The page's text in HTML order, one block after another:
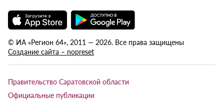
© ИА «Регион 64», 2011 — 2026. Все права защищены
Создание сайта – nopreset
Правительство Саратовской области
Официальные публикации